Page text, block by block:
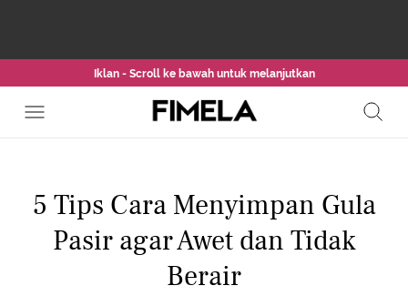
Iklan - Scroll ke bawah untuk melanjutkan
5 Tips Cara Menyimpan Gula
Pasir agar Awet dan Tidak
Berair